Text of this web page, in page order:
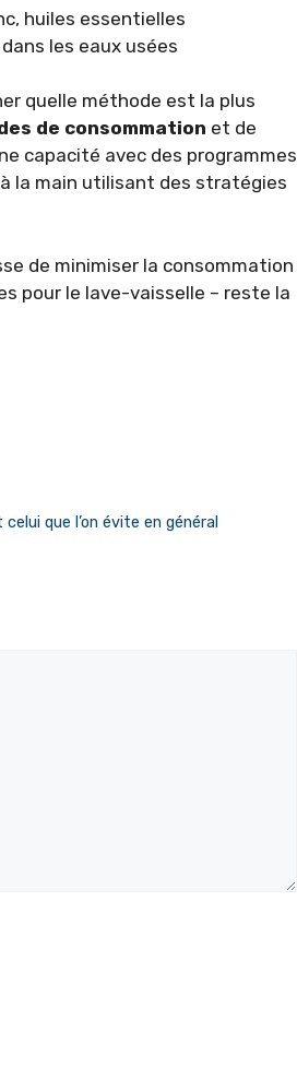
huiles essentielles
les eaux usées
quelle méthode est la plus
de consommation et de
capacité avec des programmes
à la main utilisant des stratégies
de minimiser la consommation
pour le lave-vaisselle – reste la
que l’on évite en général